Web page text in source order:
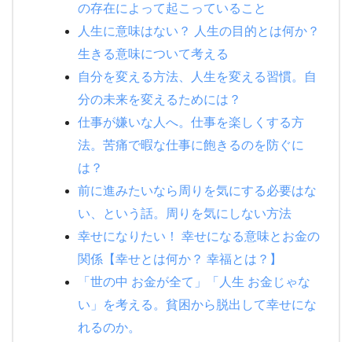
の存在によって起こっていること
人生に意味はない？ 人生の目的とは何か？
生きる意味について考える
自分を変える方法、人生を変える習慣。自
分の未来を変えるためには？
仕事が嫌いな人へ。仕事を楽しくする方
法。苦痛で暇な仕事に飽きるのを防ぐに
は？
前に進みたいなら周りを気にする必要はな
い、という話。周りを気にしない方法
幸せになりたい！ 幸せになる意味とお金の
関係【幸せとは何か？ 幸福とは？】
「世の中 お金が全て」「人生 お金じゃな
い」を考える。貧困から脱出して幸せにな
れるのか。